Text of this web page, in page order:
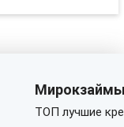
ТОП лучшие